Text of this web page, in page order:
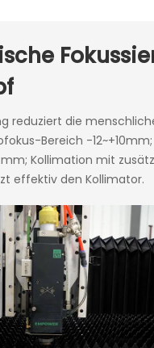
reduziert die
Bereich -12~+10mm;
Kollimation mit
effektiv den Kollimator.